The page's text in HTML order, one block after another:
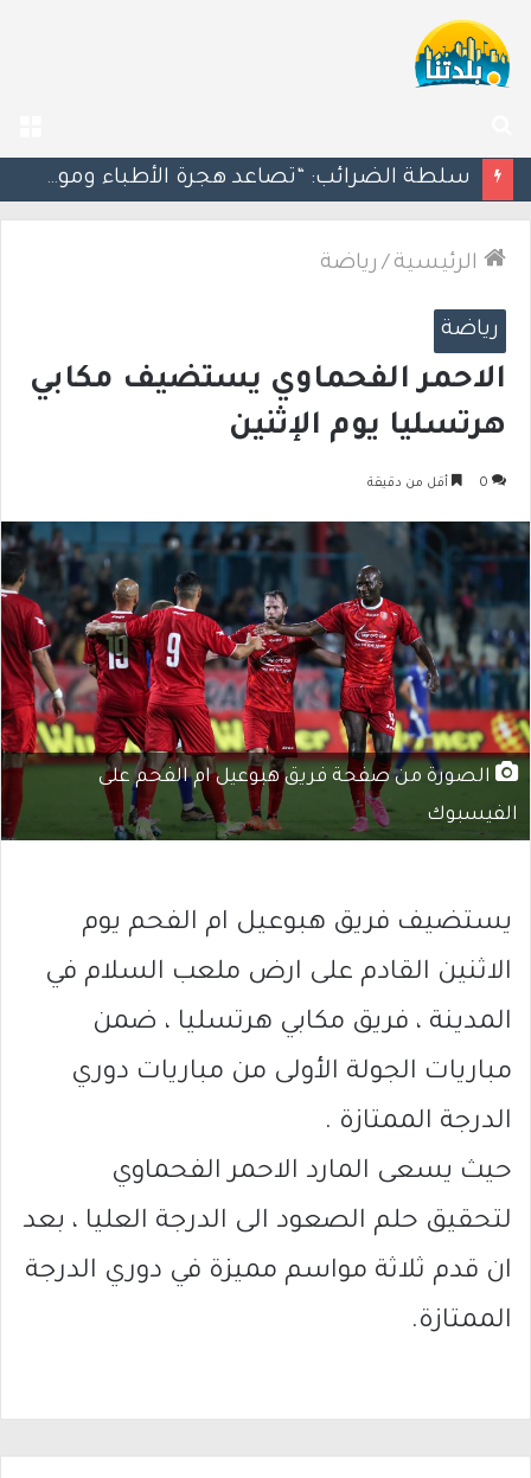
عن
مسؤول إسرائيلي: الحكومة اللبنانية وافقت على وجود الجيش الإسرائيلي داخل أراضيها
الرئيسية / رياضة
رياضة
الاحمر الفحماوي يستضيف مكابي
هرتسليا يوم الإثنين
0 أقل من دقيقة
الصورة من صفحة فريق هبوعيل ام الفحم على
الفيسبوك
يستضيف فريق هبوعيل ام الفحم يوم
الاثنين القادم على ارض ملعب السلام في
المدينة ، فريق مكابي هرتسليا ، ضمن
مباريات الجولة الأولى من مباريات دوري
الدرجة الممتازة .
حيث يسعى المارد الاحمر الفحماوي
لتحقيق حلم الصعود الى الدرجة العليا ، بعد
ان قدم ثلاثة مواسم مميزة في دوري الدرجة
الممتازة.